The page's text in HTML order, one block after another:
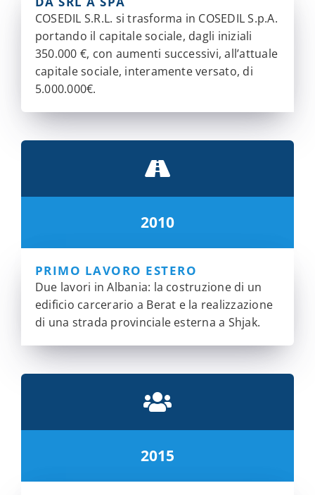
COSEDIL S.R.L. si trasforma in COSEDIL S.p.A.
portando il capitale sociale, dagli iniziali
350.000 €, con aumenti successivi, all’attuale
capitale sociale, interamente versato, di
5.000.000€.
2010
PRIMO LAVORO ESTERO
Due lavori in Albania: la costruzione di un
edificio carcerario a Berat e la realizzazione
di una strada provinciale esterna a Shjak.
2015